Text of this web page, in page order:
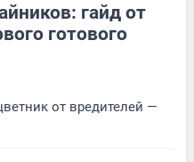
гайд от
готового
от вредителей —